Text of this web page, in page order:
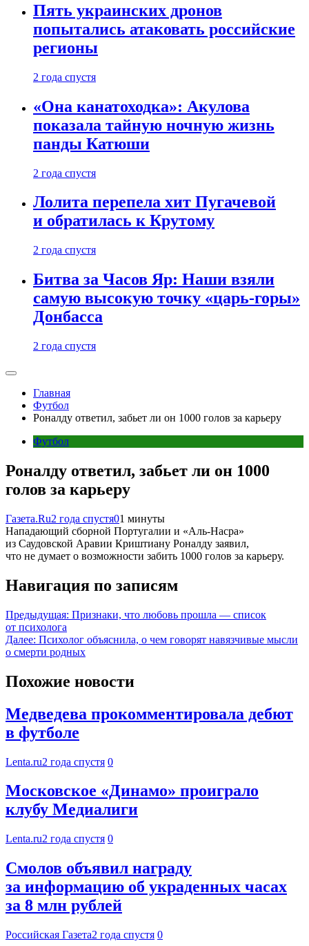
Пять украинских дронов
попытались атаковать российские
регионы
2 года спустя
«Она канатоходка»: Акулова
показала тайную ночную жизнь
панды Катюши
2 года спустя
Лолита перепела хит Пугачевой
и обратилась к Крутому
2 года спустя
Битва за Часов Яр: Наши взяли
самую высокую точку «царь-горы»
Донбасса
2 года спустя
Главная
Футбол
Роналду ответил, забьет ли он 1000 голов за карьеру
Футбол
Роналду ответил, забьет ли он 1000
голов за карьеру
Газета.Ru2 года спустя01 минуты
Нападающий сборной Португалии и «Аль-Насра»
из Саудовской Аравии Криштиану Роналду заявил,
что не думает о возможности забить 1000 голов за карьеру.
Навигация по записям
Предыдущая: Признаки, что любовь прошла — список
от психолога
Далее: Психолог объяснила, о чем говорят навязчивые мысли
о смерти родных
Похожие новости
Медведева прокомментировала дебют
в футболе
Lenta.ru2 года спустя 0
Московское «Динамо» проиграло
клубу Медиалиги
Lenta.ru2 года спустя 0
Смолов объявил награду
за информацию об украденных часах
за 8 млн рублей
Российская Газета2 года спустя 0